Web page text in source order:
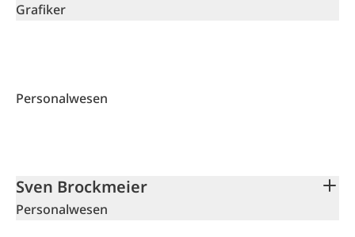
Grafiker
Personalwesen
Sven Brockmeier
Personalwesen